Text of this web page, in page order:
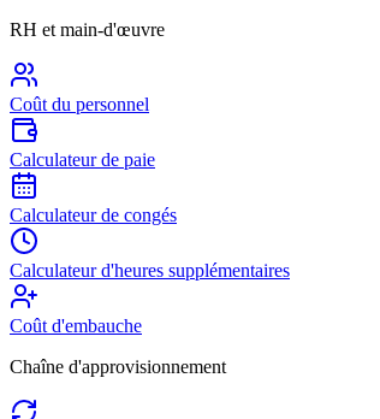
RH et main-d'œuvre
Coût du personnel
Calculateur de paie
Calculateur de congés
Calculateur d'heures supplémentaires
Coût d'embauche
Chaîne d'approvisionnement